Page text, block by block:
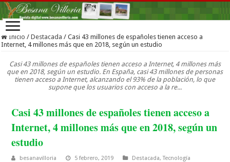
Inicio / Destacada / Casi 43 millones de españoles tienen acceso a
Internet, 4 millones más que en 2018, según un estudio
Casi 43 millones de españoles tienen acceso a Internet, 4 millones más
que en 2018, según un estudio. En España, casi 43 millones de personas
tienen acceso a Internet, alcanzando el 93% de la población, lo que
supone que los usuarios con acceso a la re...
Casi 43 millones de españoles tienen acceso a
Internet, 4 millones más que en 2018, según un
estudio
besanavilloria 5 febrero, 2019 Destacada,Tecnología